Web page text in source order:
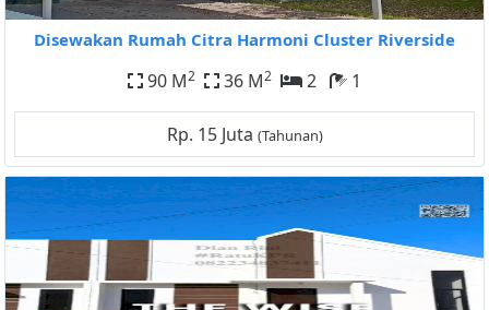
Disewakan Rumah Citra Harmoni Cluster Riverside
90 M2 36 M2 2 1
Rp. 15 Juta (Tahunan)